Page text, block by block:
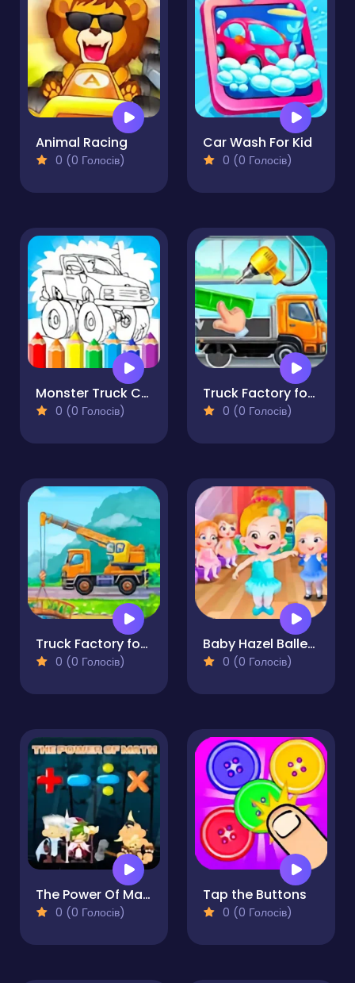
Animal Racing
0 (0 Голосів)
Car Wash For Kid
0 (0 Голосів)
Monster Truck Coloring Pages For Kids
0 (0 Голосів)
Truck Factory for Kids
0 (0 Голосів)
Truck Factory for Kids 2
0 (0 Голосів)
Baby Hazel Ballerina Dance
0 (0 Голосів)
The Power Of Math
0 (0 Голосів)
Tap the Buttons
0 (0 Голосів)